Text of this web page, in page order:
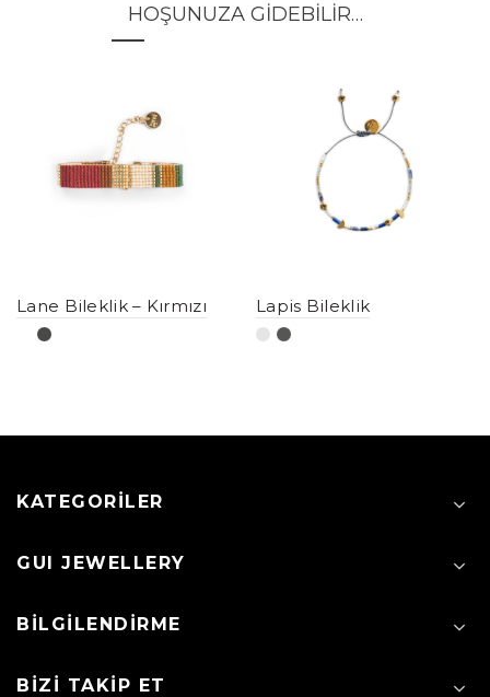
HOŞUNUZA GIDEBILIR…
Lane Bileklik – Kırmızı Lapis Bileklik
KATEGORILER
GUI JEWELLERY
BILGILENDIRME
BIZI TAKIP ET